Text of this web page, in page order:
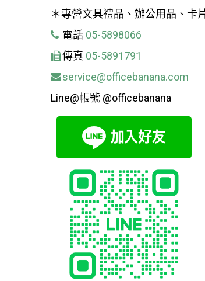
＊專營文具禮品、辦公用品、卡
電話 05-5898066
傳真 05-5891791
service@officebanana.com
Line@帳號 @officebanana